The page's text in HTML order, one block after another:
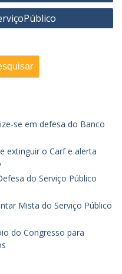
se em defesa do Banco
extinguir o Carf e alerta
do Serviço Público
Mista do Serviço Público
do Congresso para